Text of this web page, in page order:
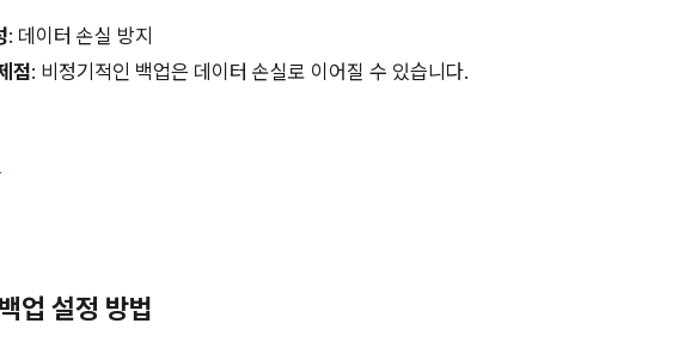
: 데이터 손실 방지
점: 비정기적인 백업은 데이터 손실로 이어질 수 있습니다.
업 설정 방법